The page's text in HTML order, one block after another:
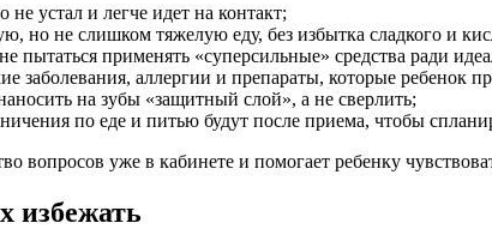
не устал и легче идет на контакт;
но не слишком тяжелую еду, без избытка сладкого и
пытаться применять «суперсильные» средства ради
заболевания, аллергии и препараты, которые ребенок
на зубы «защитный слой», а не сверлить;
по еде и питью будут после приема, чтобы
вопросов уже в кабинете и помогает ребенку
избежать